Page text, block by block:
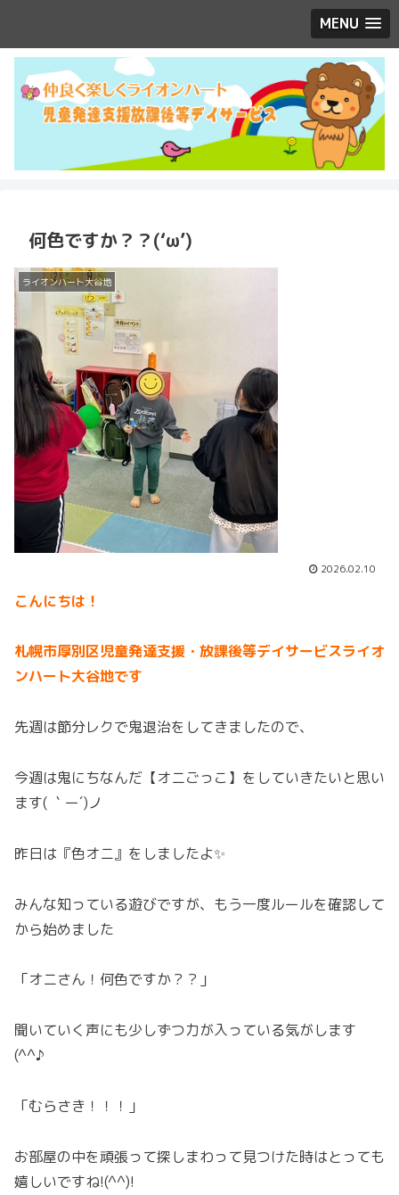
MENU
何色ですか？？(‘ω’)
ライオンハート大谷地
2026.02.10
こんにちは！
札幌市厚別区児童発達支援・放課後等デイサービスライオ
ンハート大谷地です
先週は節分レクで鬼退治をしてきましたので、
今週は鬼にちなんだ【オニごっこ】をしていきたいと思い
ます( ｀ー´)ノ
昨日は『色オニ』をしましたよ✨
みんな知っている遊びですが、もう一度ルールを確認して
から始めました
「オニさん！何色ですか？？」
聞いていく声にも少しずつ力が入っている気がします
(^^♪
「むらさき！！！」
お部屋の中を頑張って探しまわって見つけた時はとっても
嬉しいですね!(^^)!